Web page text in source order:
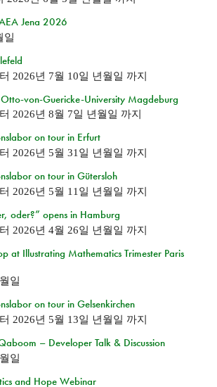
Jena 2026
일
2026년 7월 10일 년월일 까지
von-Guericke-University Magdeburg
2026년 8월 7일 년월일 까지
on tour in Erfurt
2026년 5월 31일 년월일 까지
on tour in Gütersloh
2026년 5월 11일 년월일 까지
oder?” opens in Hamburg
2026년 4월 26일 년월일 까지
at Illustrating Mathematics Trimester Paris
일
on tour in Gelsenkirchen
2026년 5월 13일 년월일 까지
– Developer Talk & Discussion
일
and Hope Webinar